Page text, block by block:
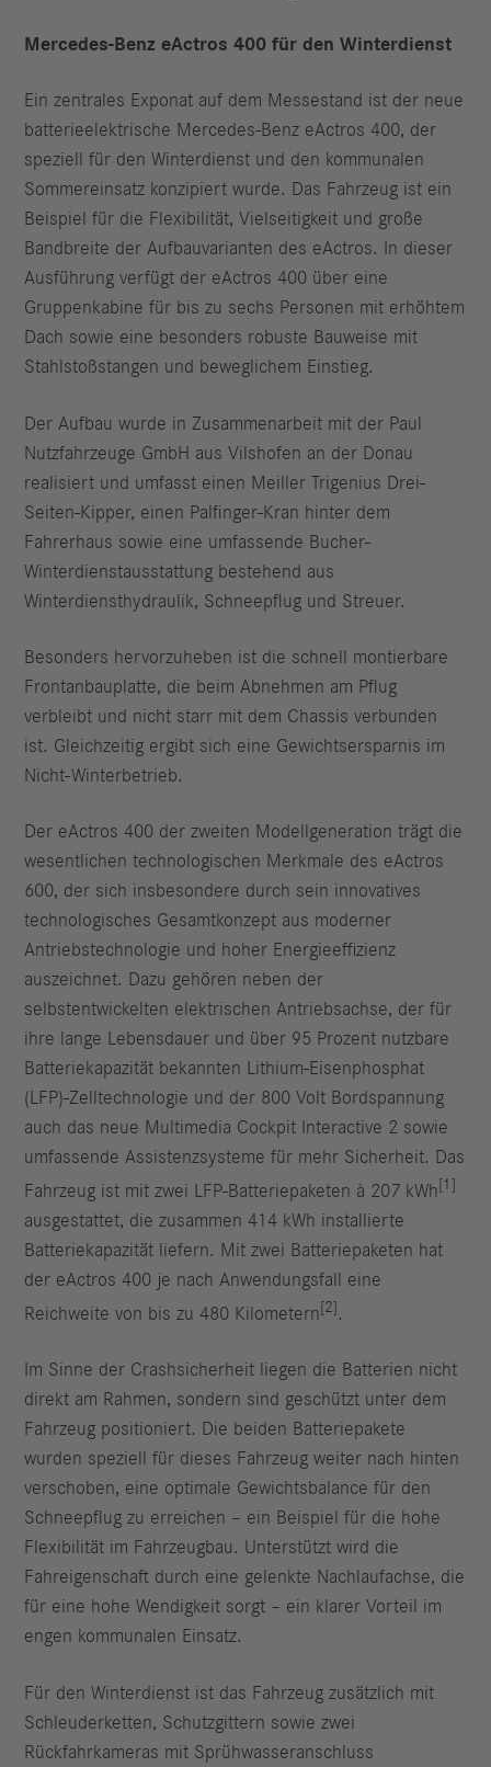
Mercedes-Benz eActros 400 für den Winterdienst
Ein zentrales Exponat auf dem Messestand ist der neue
batterieelektrische Mercedes-Benz eActros 400, der
speziell für den Winterdienst und den kommunalen
Sommereinsatz konzipiert wurde. Das Fahrzeug ist ein
Beispiel für die Flexibilität, Vielseitigkeit und große
Bandbreite der Aufbauvarianten des eActros. In dieser
Ausführung verfügt der eActros 400 über eine
Gruppenkabine für bis zu sechs Personen mit erhöhtem
Dach sowie eine besonders robuste Bauweise mit
Stahlstoßstangen und beweglichem Einstieg.
Der Aufbau wurde in Zusammenarbeit mit der Paul
Nutzfahrzeuge GmbH aus Vilshofen an der Donau
realisiert und umfasst einen Meiller Trigenius Drei-
Seiten-Kipper, einen Palfinger-Kran hinter dem
Fahrerhaus sowie eine umfassende Bucher-
Winterdienstausstattung bestehend aus
Winterdiensthydraulik, Schneepflug und Streuer.
Besonders hervorzuheben ist die schnell montierbare
Frontanbauplatte, die beim Abnehmen am Pflug
verbleibt und nicht starr mit dem Chassis verbunden
ist. Gleichzeitig ergibt sich eine Gewichtsersparnis im
Nicht-Winterbetrieb.
Der eActros 400 der zweiten Modellgeneration trägt die
wesentlichen technologischen Merkmale des eActros
600, der sich insbesondere durch sein innovatives
technologisches Gesamtkonzept aus moderner
Antriebstechnologie und hoher Energieeffizienz
auszeichnet. Dazu gehören neben der
selbstentwickelten elektrischen Antriebsachse, der für
ihre lange Lebensdauer und über 95 Prozent nutzbare
Batteriekapazität bekannten Lithium-Eisenphosphat
(LFP)-Zelltechnologie und der 800 Volt Bordspannung
auch das neue Multimedia Cockpit Interactive 2 sowie
umfassende Assistenzsysteme für mehr Sicherheit. Das
Fahrzeug ist mit zwei LFP-Batteriepaketen à 207 kWh [1]
ausgestattet, die zusammen 414 kWh installierte
Batteriekapazität liefern. Mit zwei Batteriepaketen hat
der eActros 400 je nach Anwendungsfall eine
Reichweite von bis zu 480 Kilometern [2] .
Im Sinne der Crashsicherheit liegen die Batterien nicht
direkt am Rahmen, sondern sind geschützt unter dem
Fahrzeug positioniert. Die beiden Batteriepakete
wurden speziell für dieses Fahrzeug weiter nach hinten
verschoben, eine optimale Gewichtsbalance für den
Schneepflug zu erreichen – ein Beispiel für die hohe
Flexibilität im Fahrzeugbau. Unterstützt wird die
Fahreigenschaft durch eine gelenkte Nachlaufachse, die
für eine hohe Wendigkeit sorgt – ein klarer Vorteil im
engen kommunalen Einsatz.
Für den Winterdienst ist das Fahrzeug zusätzlich mit
Schleuderketten, Schutzgittern sowie zwei
Rückfahrkameras mit Sprühwasseranschluss